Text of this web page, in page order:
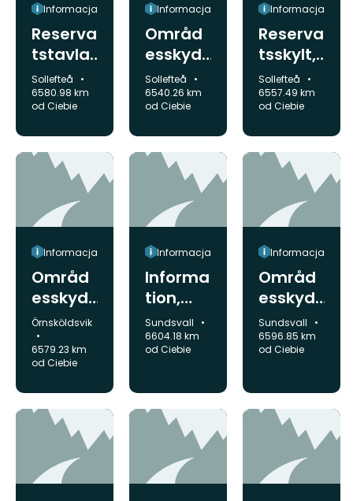
Informacja
Reserva
tstavla,
Hjältab
erget
Gmina:
Sollefteå
6580.98 km
od Ciebie
Informacja
Områd
esskyd
dsinfor
mation,
Röåfors
arnas
naturre
servat
Gmina:
Sollefteå
6540.26 km
od Ciebie
Informacja
Reserva
tsskylt,
Rågsve
djeberg
et
Gmina:
Sollefteå
6557.49 km
od Ciebie
Informacja
Områd
esskyd
dsinfor
mation,
Hemlin
Gmina:
Örnsköldsvik
6579.23 km
od Ciebie
Informacja
Informa
tion,
Storber
get
Gmina:
Sundsvall
6604.18 km
od Ciebie
Informacja
Områd
esskyd
dsinfor
mation,
Sundsjö
Gmina:
Sundsvall
6596.85 km
od Ciebie